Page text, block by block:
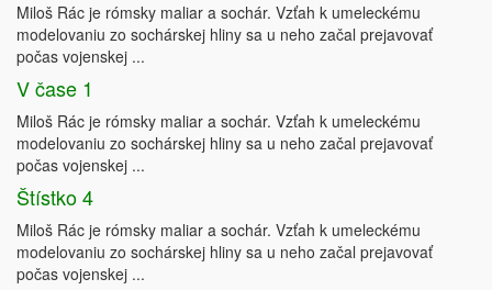
Miloš Rác je rómsky maliar a sochár. Vzťah k umeleckému
modelovaniu zo sochárskej hliny sa u neho začal prejavovať
počas vojenskej ...
V čase 1
Miloš Rác je rómsky maliar a sochár. Vzťah k umeleckému
modelovaniu zo sochárskej hliny sa u neho začal prejavovať
počas vojenskej ...
Štístko 4
Miloš Rác je rómsky maliar a sochár. Vzťah k umeleckému
modelovaniu zo sochárskej hliny sa u neho začal prejavovať
počas vojenskej ...